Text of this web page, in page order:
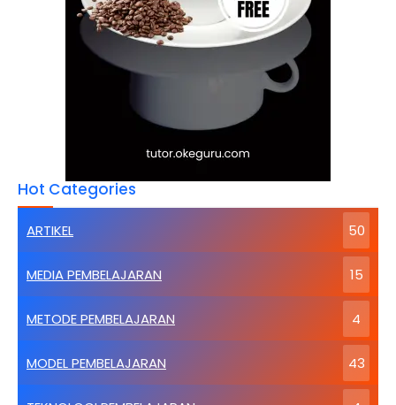
Hot Categories
ARTIKEL 50
MEDIA PEMBELAJARAN 15
METODE PEMBELAJARAN 4
MODEL PEMBELAJARAN 43